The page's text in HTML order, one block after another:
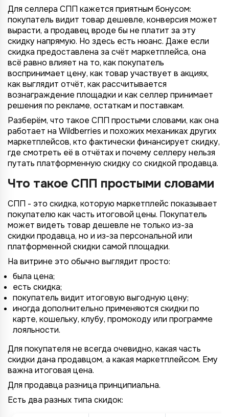
Для селлера СПП кажется приятным бонусом:
покупатель видит товар дешевле, конверсия может
вырасти, а продавец вроде бы не платит за эту
скидку напрямую. Но здесь есть нюанс. Даже если
скидка предоставлена за счёт маркетплейса, она
всё равно влияет на то, как покупатель
воспринимает цену, как товар участвует в акциях,
как выглядит отчёт, как рассчитывается
вознаграждение площадки и как селлер принимает
решения по рекламе, остаткам и поставкам.
Разберём, что такое СПП простыми словами, как она
работает на Wildberries и похожих механиках других
маркетплейсов, кто фактически финансирует скидку,
где смотреть её в отчётах и почему селлеру нельзя
путать платформенную скидку со скидкой продавца.
Что такое СПП простыми словами
СПП - это скидка, которую маркетплейс показывает
покупателю как часть итоговой цены. Покупатель
может видеть товар дешевле не только из-за
скидки продавца, но и из-за персональной или
платформенной скидки самой площадки.
На витрине это обычно выглядит просто:
была цена;
есть скидка;
покупатель видит итоговую выгодную цену;
иногда дополнительно применяются скидки по
карте, кошельку, клубу, промокоду или программе
лояльности.
Для покупателя не всегда очевидно, какая часть
скидки дана продавцом, а какая маркетплейсом. Ему
важна итоговая цена.
Для продавца разница принципиальна.
Есть два разных типа скидок: